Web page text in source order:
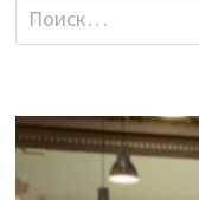
Найти: